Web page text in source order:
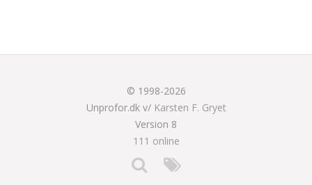
© 1998-2026
Unprofor.dk v/ Karsten F. Gryet
Version 8
111 online